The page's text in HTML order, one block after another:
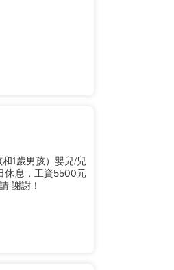
1歲男孩）嬰兒/兒
休息，工資5500元
謝謝！